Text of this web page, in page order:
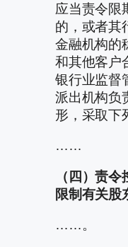
应当责令限
的，或者其
金融机构的
和其他客户
银行业监督
派出机构负
形，采取下
……
（四）责
限制有关股
……。